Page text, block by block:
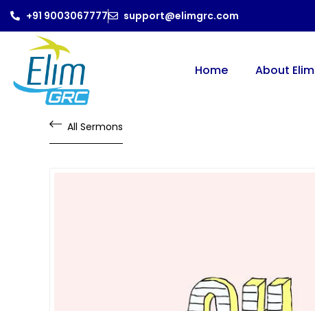
+91 9003067777 support@elimgrc.com
Home About Elim
All Sermons